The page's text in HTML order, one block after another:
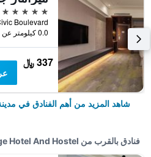
5 نجوم
0.0 كيلومتر عن وسط المدينة
337 ﷼
شاهد المزيد من أهم الفنادق في مدينة
فنادق بالقرب من Inpage Hotel And Hostel